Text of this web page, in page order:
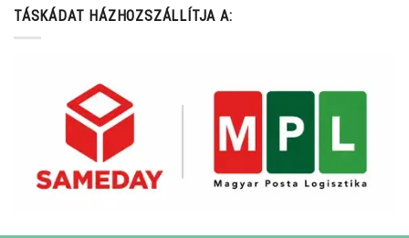
TÁSKÁDAT HÁZHOZSZÁLLÍTJA A: